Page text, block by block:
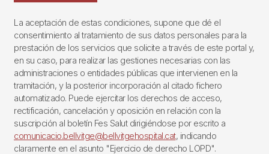
La aceptación de estas condiciones, supone que dé el
consentimiento al tratamiento de sus datos personales para la
prestación de los servicios que solicite a través de este portal y,
en su caso, para realizar las gestiones necesarias con las
administraciones o entidades públicas que intervienen en la
tramitación, y la posterior incorporación al citado fichero
automatizado. Puede ejercitar los derechos de acceso,
rectificación, cancelación y oposición en relación con la
suscripción al boletín Fes Salut dirigiéndose por escrito a
comunicacio.bellvitge@bellvitgehospital.cat, indicando
claramente en el asunto "Ejercicio de derecho LOPD".